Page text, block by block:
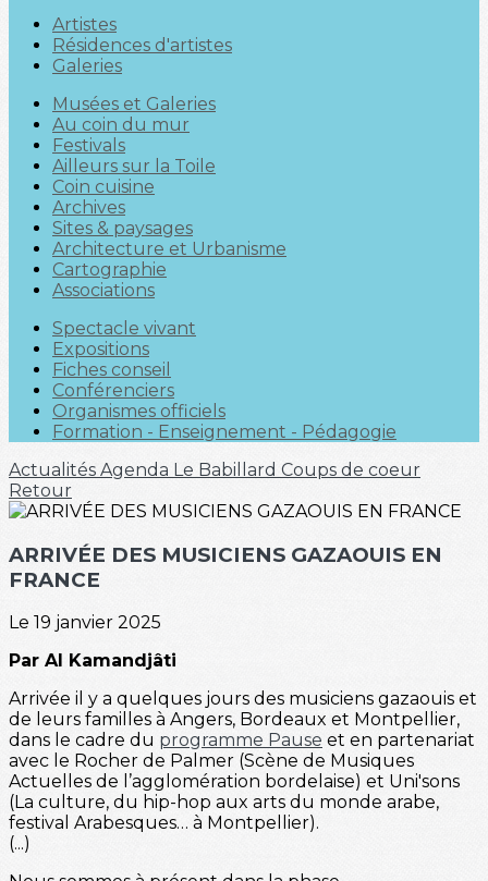
Artistes
Résidences d'artistes
Galeries
Musées et Galeries
Au coin du mur
Festivals
Ailleurs sur la Toile
Coin cuisine
Archives
Sites & paysages
Architecture et Urbanisme
Cartographie
Associations
Spectacle vivant
Expositions
Fiches conseil
Conférenciers
Organismes officiels
Formation - Enseignement - Pédagogie
Actualités Agenda Le Babillard Coups de coeur
Retour
ARRIVÉE DES MUSICIENS GAZAOUIS EN
FRANCE
Le 19 janvier 2025
Par Al Kamandjâti
Arrivée il y a quelques jours des musiciens gazaouis et
de leurs familles à Angers, Bordeaux et Montpellier,
dans le cadre du programme Pause et en partenariat
avec le Rocher de Palmer (Scène de Musiques
Actuelles de l’agglomération bordelaise) et Uni'sons
(La culture, du hip-hop aux arts du monde arabe,
festival Arabesques… à Montpellier).
(...)